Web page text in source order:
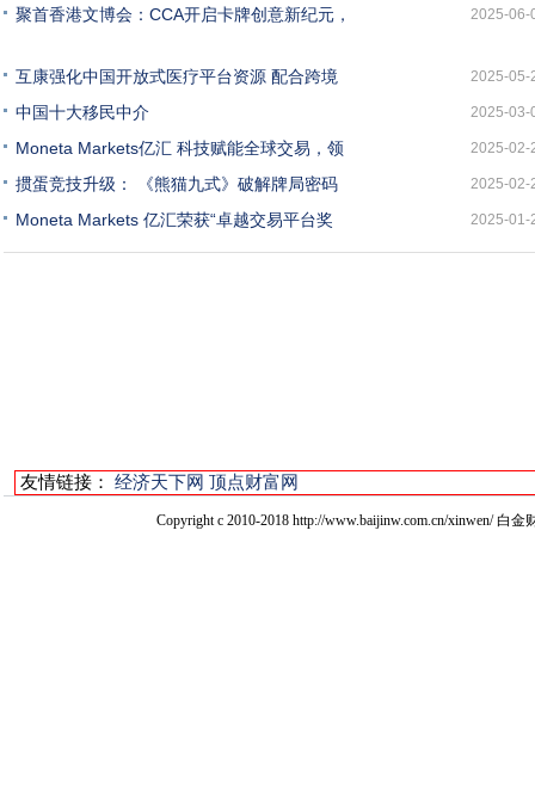
聚首香港文博会：CCA开启卡牌创意新纪元， 2025-06-
互康强化中国开放式医疗平台资源 配合跨境 2025-05-
中国十大移民中介 2025-03-
Moneta Markets亿汇 科技赋能全球交易，领 2025-02-
掼蛋竞技升级： 《熊猫九式》破解牌局密码 2025-02-
Moneta Markets 亿汇荣获“卓越交易平台奖 2025-01-
友情链接： 经济天下网 顶点财富网
Copyright c 2010-2018 http://www.baijinw.com.cn/xinwen/